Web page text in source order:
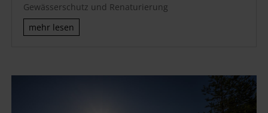
Gewässerschutz und Renaturierung
mehr lesen